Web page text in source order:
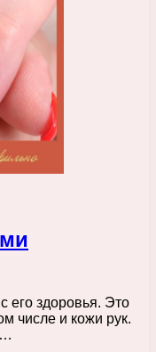
его здоровья. Это
числе и кожи рук.